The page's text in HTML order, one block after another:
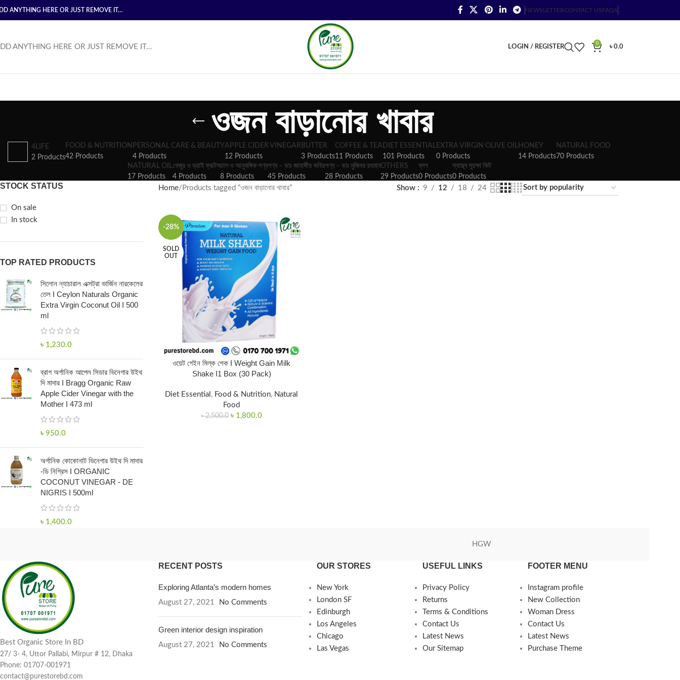
ANYTHING HERE OR JUST REMOVE IT… NEWSLETTERCONTACT USFAQS
ANYTHING HERE OR JUST REMOVE IT… LOGIN / REGISTER
0
৳0.0
ওজন বাড়ানোর খাবার
4LIFE
2 Products
FOOD & NUTRITION
42 Products
PERSONAL CARE & BEAUTY
4 Products
APPLE CIDER VINEGAR
12 Products
BUTTER
3 Products
COFFEE & TEA
11 Products
DIET ESSENTIAL
101 Products
EXTRA VIRGIN OLIVE OIL
0 Products
HONEY
14 Products
NATURAL FOOD
70 Products
NATURAL OIL
17 Products
খেজুর ও ড্রাই ফ্রূটস
4 Products
চাল ও আনুষঙ্গিক পণ্য
8 Products
পণ্য – ডাঃ জাহাঙ্গীর কবির
45 Products
পণ্য – ডাঃ মুজিবর রহমান
28 Products
OTHERS
29 Products
ব্লগ
0 Products
স্বাস্থ্য সুরক্ষা কিট
0 Products
STOCK STATUS
On sale
In stock
TOP RATED PRODUCTS
সিলোন ন্যাচারাল এক্সট্রা ভার্জিন নারকেলের
তেল I Ceylon Naturals Organic
Extra Virgin Coconut Oil I 500
ml
৳ 1,230.0
ব্রাগ অর্গানিক আপেল সিডার ভিনেগার উইথ
দি মাদার I Bragg Organic Raw
Apple Cider Vinegar with the
Mother I 473 ml
৳ 950.0
অর্গানিক কোকোনাট ভিনেগার উইথ দি মাদার
-ডি নিগ্রিস I ORGANIC
COCONUT VINEGAR - DE
NIGRIS I 500ml
৳ 1,400.0
Home Products tagged “ওজন বাড়ানোর খাবার” Show 9 12 18 24
-28%
SOLD
OUT
ওয়েট গেইন মিল্ক শেক I Weight Gain Milk
Shake I1 Box (30 Pack)
Diet Essential , Food & Nutrition, Natural
Food
৳2,500.0 ৳ 1,800.0
HGW
Best Organic Store In BD
27/ 3- 4, Uttor Pallabi, Mirpur # 12, Dhaka
Phone: 01707-001971
contact@purestorebd.com
RECENT POSTS
Exploring Atlanta’s modern homes
August 27, 2021 No Comments
Green interior design inspiration
August 27, 2021 No Comments
OUR STORES
New York
London SF
Edinburgh
Los Angeles
Chicago
Las Vegas
USEFUL LINKS
Privacy Policy
Returns
Terms & Conditions
Contact Us
Latest News
Our Sitemap
FOOTER MENU
Instagram profile
New Collection
Woman Dress
Contact Us
Latest News
Purchase Theme